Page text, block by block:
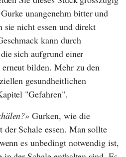
unangenehm bitter und
nicht essen und direkt
kann durch
sich aufgrund einer
bilden. Mehr zu den
gesundheitlichen
"Gefahren".
Gurken, wie die
Schale essen. Man sollte
es unbedingt notwendig ist,